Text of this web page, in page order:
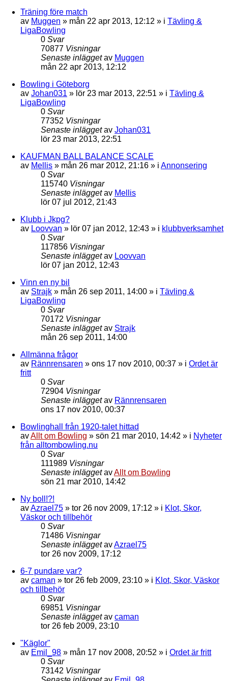
Träning före match
av Muggen » mån 22 apr 2013, 12:12 » i Tävling &
LigaBowling
0 Svar
70877 Visningar
Senaste inläggetav Muggen
mån 22 apr 2013, 12:12
Bowling i Göteborg
av Johan031 » lör 23 mar 2013, 22:51 » i Tävling &
LigaBowling
0 Svar
77352 Visningar
Senaste inläggetav Johan031
lör 23 mar 2013, 22:51
KAUFMAN BALL BALANCE SCALE
av Mellis » mån 26 mar 2012, 21:16 » i Annonsering
0 Svar
115740 Visningar
Senaste inläggetav Mellis
lör 07 jul 2012, 21:43
Klubb i Jkpg?
av Loovvan » lör 07 jan 2012, 12:43 » i klubbverksamhet
0 Svar
117856 Visningar
Senaste inläggetav Loovvan
lör 07 jan 2012, 12:43
Vinn en ny bil
av Strajk » mån 26 sep 2011, 14:00 » i Tävling &
LigaBowling
0 Svar
70172 Visningar
Senaste inläggetav Strajk
mån 26 sep 2011, 14:00
Allmänna frågor
av Rännrensaren » ons 17 nov 2010, 00:37 » i Ordet är
fritt
0 Svar
72904 Visningar
Senaste inläggetav Rännrensaren
ons 17 nov 2010, 00:37
Bowlinghall från 1920-talet hittad
avAllt om Bowling » sön 21 mar 2010, 14:42 » i Nyheter
från alltombowling.nu
0 Svar
111989 Visningar
Senaste inläggetavAllt om Bowling
sön 21 mar 2010, 14:42
Ny boll!?!
avAzrael75 » tor 26 nov 2009, 17:12 » i Klot, Skor,
Väskor och tillbehör
0 Svar
71486 Visningar
Senaste inläggetavAzrael75
tor 26 nov 2009, 17:12
6-7 pundare var?
av caman » tor 26 feb 2009, 23:10 » i Klot, Skor, Väskor
och tillbehör
0 Svar
69851 Visningar
Senaste inläggetav caman
tor 26 feb 2009, 23:10
"Käglor"
av Emil_98 » mån 17 nov 2008, 20:52 » i Ordet är fritt
0 Svar
73142 Visningar